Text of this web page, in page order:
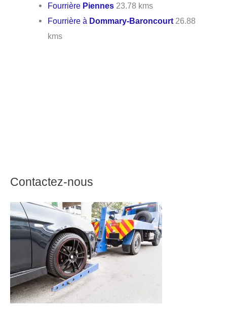
Fourrière Piennes 23.78 kms
Fourrière à Dommary-Baroncourt 26.88
kms
Contactez-nous